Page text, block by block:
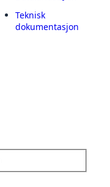
Teknisk
dokumentasjon